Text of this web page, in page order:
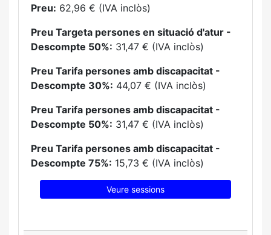
Preu: 62,96 € (IVA inclòs)
Preu Targeta persones en situació d'atur -
Descompte 50%: 31,47 € (IVA inclòs)
Preu Tarifa persones amb discapacitat -
Descompte 30%: 44,07 € (IVA inclòs)
Preu Tarifa persones amb discapacitat -
Descompte 50%: 31,47 € (IVA inclòs)
Preu Tarifa persones amb discapacitat -
Descompte 75%: 15,73 € (IVA inclòs)
Veure sessions